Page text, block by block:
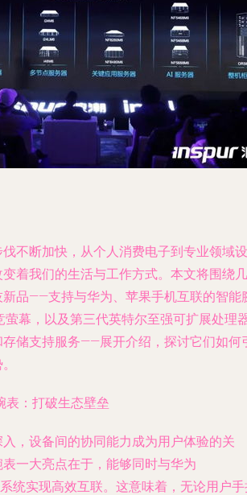
不断加快，从个人消费电子到专业领域设
着我们的生活与工作方式。本文将围绕几
品——支持与华为、苹果手机互联的智能
萤幕，以及第三代英特尔至强可扩展处理
储支持服务——展开介绍，探讨它们如何
表：打破生态壁垒
，设备间的协同能力成为用户体验的关
一大亮点在于，能够同时与华为
统实现高效互联。这意味着，无论用户